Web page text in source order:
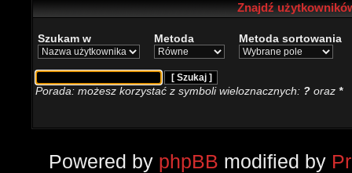
Znajdź
Szukam w Metoda Metoda sortowania
Porada: możesz korzystać z symboli wieloznacznych: ? oraz *
Powered by phpBB modified by